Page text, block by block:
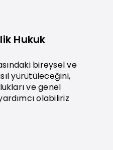
Hukuk
bireysel ve
yürütüleceğini,
ve genel
olabiliriz